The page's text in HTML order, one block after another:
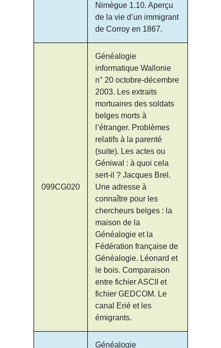
Nimègue 1.10. Aperçu
de la vie d’un immigrant
de Corroy en 1867.
099CG020
Généalogie
informatique Wallonie
n° 20 octobre-décembre
2003. Les extraits
mortuaires des soldats
belges morts à
l’étranger. Problèmes
relatifs à la parenté
(suite). Les actes ou
Géniwal : à quoi cela
sert-il ? Jacques Brel.
Une adresse à
connaître pour les
chercheurs belges : la
maison de la
Généalogie et la
Fédération française de
Généalogie. Léonard et
le bois. Comparaison
entre fichier ASCII et
fichier GEDCOM. Le
canal Erié et les
émigrants.
Généalogie